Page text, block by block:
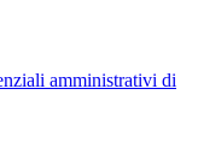
amministrativi di